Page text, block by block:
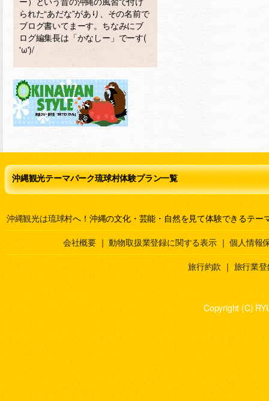
られた“あだな”があり、その名前で
ブログ書いてまーす。ちなみにブ
ログ編集長は「かなしー」でーす(
'ω')/
沖縄観光テーマパーク琉球村体験プラン一覧
沖縄観光は琉球村へ！沖縄の文化・芸能・自然を見て体験できるテー
会社概要 ｜ 動物取扱業登録に関する表示 ｜ 個人情報
旅行約款 ｜ 旅行業
Copyright (C)